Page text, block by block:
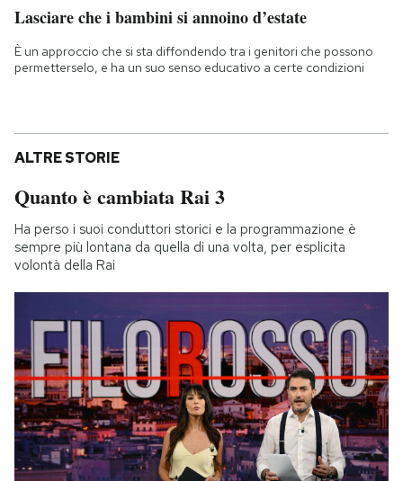
Lasciare che i bambini si annoino d’estate
È un approccio che si sta diffondendo tra i genitori che possono
permetterselo, e ha un suo senso educativo a certe condizioni
ALTRE STORIE
Quanto è cambiata Rai 3
Ha perso i suoi conduttori storici e la programmazione è
sempre più lontana da quella di una volta, per esplicita
volontà della Rai